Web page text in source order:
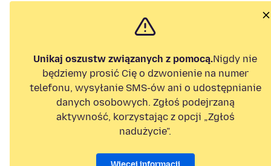
Unikaj oszustw związanych z pomocą.Nigdy nie
będziemy prosić Cię o dzwonienie na numer
telefonu, wysyłanie SMS-ów ani o udostępnianie
danych osobowych. Zgłoś podejrzaną
aktywność, korzystając z opcji „Zgłoś
nadużycie”.